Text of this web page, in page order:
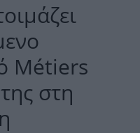
Métiers
στη